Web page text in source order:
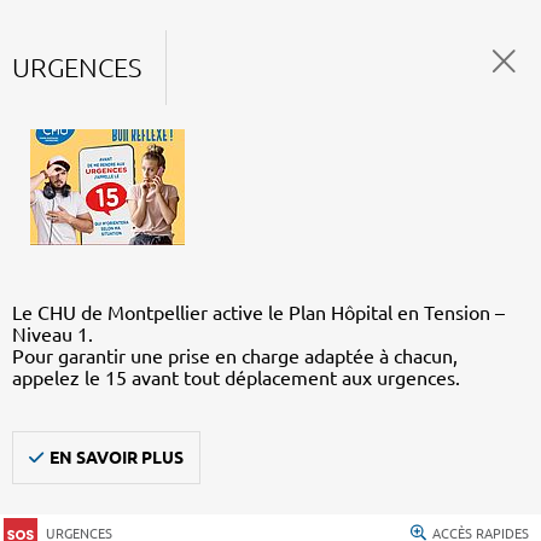
URGENCES
Le CHU de Montpellier active le Plan Hôpital en Tension –
Niveau 1.
Pour garantir une prise en charge adaptée à chacun,
appelez le 15 avant tout déplacement aux urgences.
EN SAVOIR PLUS
URGENCES ACCÈS RAPIDES